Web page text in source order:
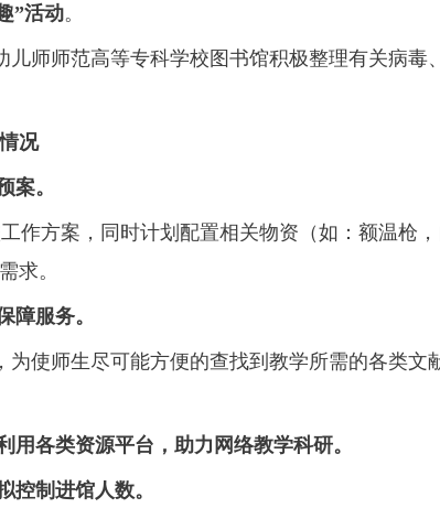
”活动。
儿师师范高等专科学校图书馆积极整理有关病
况
案。
方案，同时计划配置相关物资（如：额温枪
求。
障服务。
使师生尽可能方便的查找到教学所需的各类文
用各类资源平台，助力网络教学科研。
控制进馆人数。